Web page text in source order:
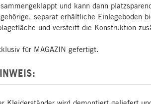
und kann dann
separat erhältliche Einlegeboden
und versteift die Konstruktion
für MAGAZIN gefertigt.